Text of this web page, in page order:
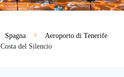
Spagna
Aeroporto di Tenerife
Costa del Silencio